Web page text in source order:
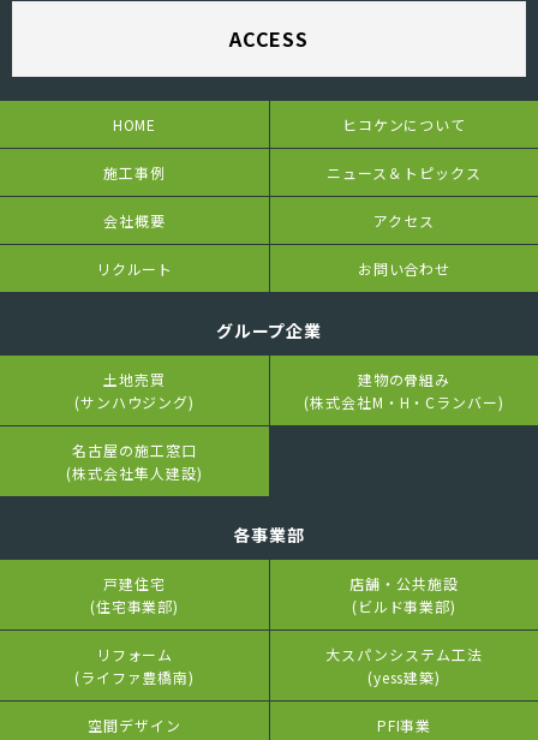
ACCESS
HOME ヒコケンについて
施工事例 ニュース＆トピックス
会社概要 アクセス
リクルート お問い合わせ
グループ企業
土地売買
(サンハウジング)
建物の骨組み
(株式会社M・H・Cランバー)
名古屋の施工窓口
(株式会社隼人建設)
各事業部
戸建住宅
(住宅事業部)
店舗・公共施設
(ビルド事業部)
リフォーム
(ライファ豊橋南)
大スパンシステム工法
(yess建築)
空間デザイン
PFI事業